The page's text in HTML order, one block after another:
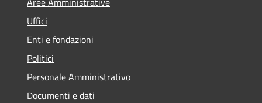
Uffici
Enti e fondazioni
Politici
Personale Amministrativo
Documenti e dati